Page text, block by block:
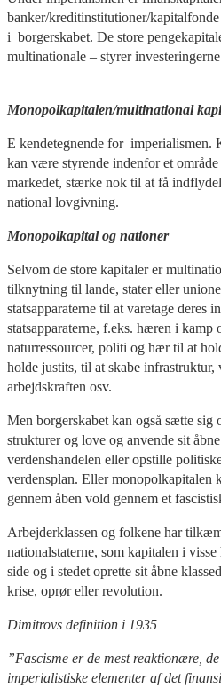
banker/kreditinstitutioner/
i borgerskabet. De store
multinationale – styrer
Monopolkapitalen/multinational
E kendetegnende for imperialismen.
kan være styrende indenfor et
markedet, stærke nok til at få
national lovgivning.
Monopolkapital og nationer
Selvom de store kapitaler er
tilknytning til lande, stater eller
statsapparaterne til at varetage deres
statsapparaterne, f.eks. hæren i kamp
naturressourcer, politi og hær til at
holde justits, til at skabe infrastruktur,
arbejdskraften osv.
Men borgerskabet kan også sætte sig
strukturer og love og anvende sit
verdenshandelen eller opstille
verdensplan. Eller monopolkapitalen
gennem åben vold gennem et
Arbejderklassen og folkene har
nationalstaterne, som kapitalen i
side og i stedet oprette sit åbne
krise, oprør eller revolution.
Dimitrovs definition i 1935
”Fascisme er de mest reaktionære,
imperialistiske elementer af det